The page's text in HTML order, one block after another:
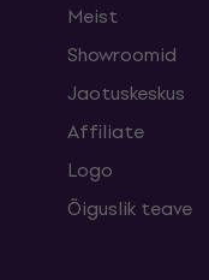
Meist
Showroomid
Jaotuskeskus
Affiliate
Logo
Õiguslik teave